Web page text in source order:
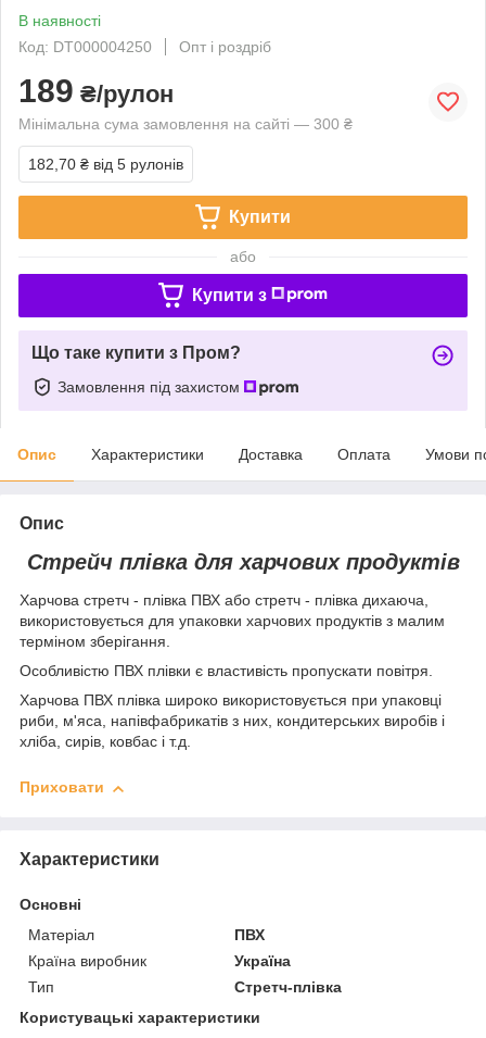
В наявності
Код: DT000004250
Опт і роздріб
189 ₴/рулон
Мінімальна сума замовлення на сайті — 300 ₴
182,70 ₴ від 5 рулонів
Купити
або
Купити з
Що таке купити з Пром?
Замовлення під захистом
Опис Характеристики Доставка Оплата Умови
Опис
Стрейч плівка для харчових продуктів
Харчова стретч - плівка ПВХ або стретч - плівка дихаюча,
використовується для упаковки харчових продуктів з малим
терміном зберігання.
Особливістю ПВХ плівки є властивість пропускати повітря.
Харчова ПВХ плівка широко використовується при упаковці
риби, м'яса, напівфабрикатів з них, кондитерських виробів і
хліба, сирів, ковбас і т.д.
Приховати
Характеристики
Основні
Матеріал
ПВХ
Країна виробник
Україна
Тип
Стретч-плівка
Користувацькі характеристики